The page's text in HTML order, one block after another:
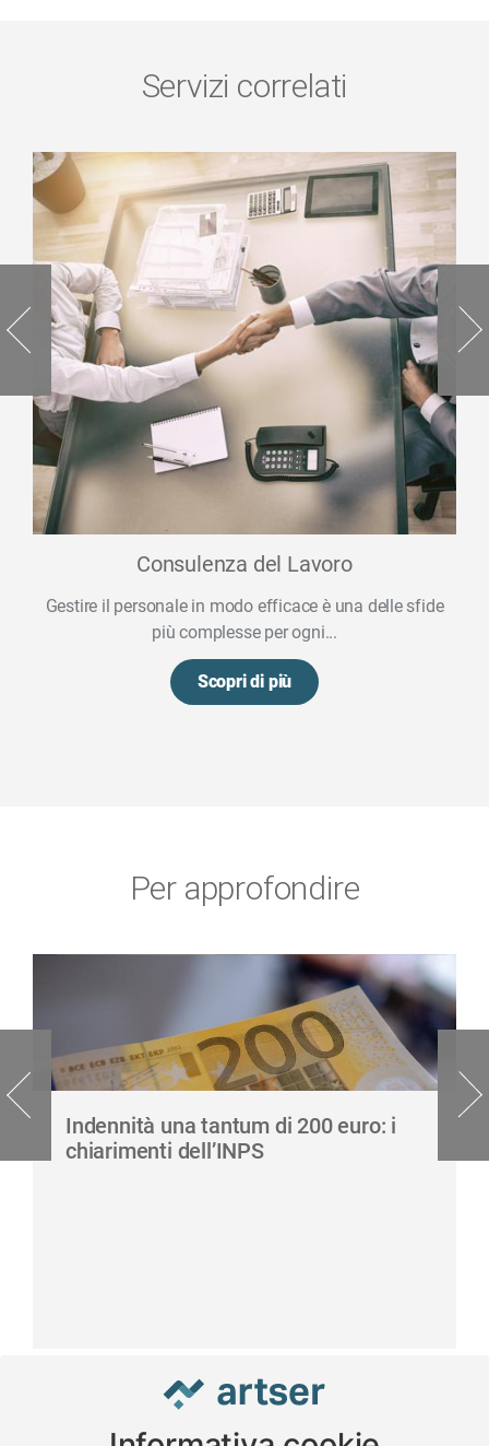
Servizi correlati
Consulenza del Lavoro
Gestire il personale in modo efficace è una delle sfide
più complesse per ogni...
Scopri di più
Per approfondire
Indennità una tantum di 200 euro: i
chiarimenti dell’INPS